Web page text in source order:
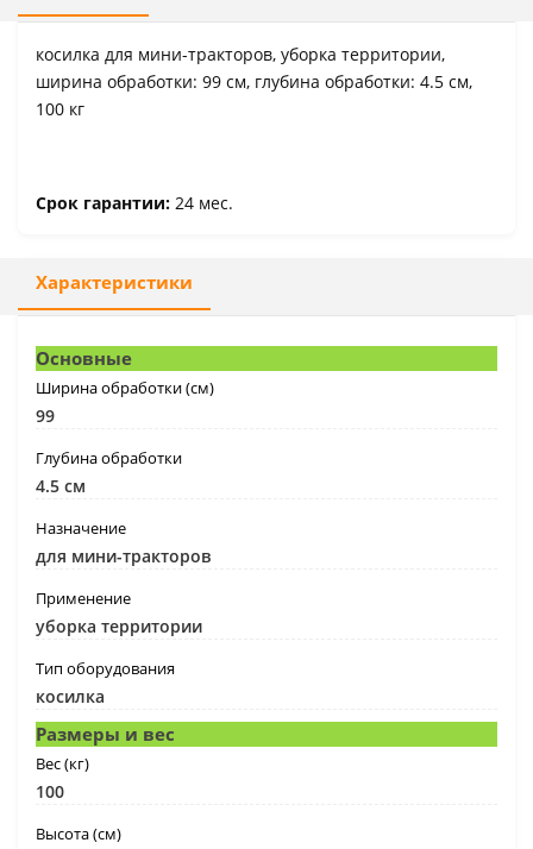
косилка для мини-тракторов, уборка территории,
ширина обработки: 99 см, глубина обработки: 4.5 см,
100 кг
Срок гарантии: 24 мес.
Характеристики
Основные
Ширина обработки (см)
99
Глубина обработки
4.5 см
Назначение
для мини-тракторов
Применение
уборка территории
Тип оборудования
косилка
Размеры и вес
Вес (кг)
100
Высота (см)